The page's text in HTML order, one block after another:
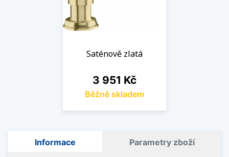
Saténově zlatá
Cena
3 951 Kč
Běžně skladem
Informace Parametry zboží